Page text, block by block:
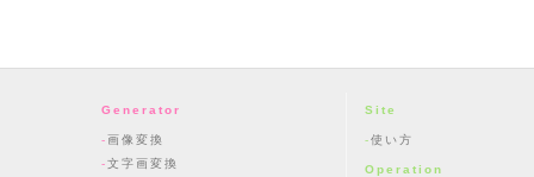
Generator
画像変換
文字画変換
Site
使い方
Operation